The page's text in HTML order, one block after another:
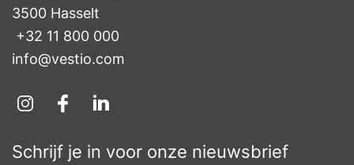
3500 Hasselt
+32 11 800 000
info@vestio.com
Schrijf je in voor onze nieuwsbrief